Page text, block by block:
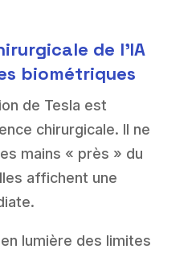
de l'IA
biométriques
de Tesla est
chirurgicale. Il ne
mains « près » du
affichent une
lumière des limites